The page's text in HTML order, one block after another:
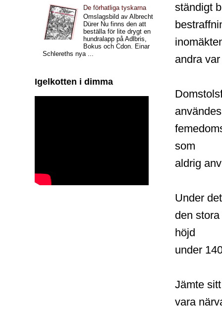
ständigt
andra
som
aldrig
Under
den
höjd
under
Jämte
vara
De förhatliga tyskarna
Omslagsbild av Albrecht
Dürer Nu finns den att
beställa för lite drygt en
hundralapp på Adlbris,
Bokus och Cdon. Einar
Schlereths nya ...
Igelkotten i dimma